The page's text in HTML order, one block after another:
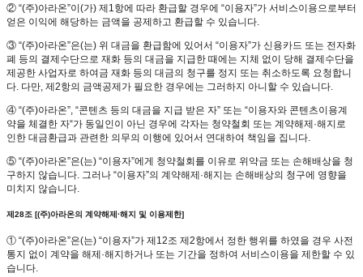
② “(주)아라온”이(가) 제1항에 따라 환급할 경우에 “이용자”가 서비스이용으로부터
얻은 이익에 해당하는 금액을 공제하고 환급할 수 있습니다.
③ “(주)아라온”은(는) 위 대금을 환급함에 있어서 “이용자”가 신용카드 또는 전자화
폐 등의 결제수단으로 재화 등의 대금을 지급한 때에는 지체 없이 당해 결제수단을
제공한 사업자로 하여금 재화 등의 대금의 청구를 정지 또는 취소하도록 요청합니
다. 다만, 제2항의 금액공제가 필요한 경우에는 그러하지 아니할 수 있습니다.
④ “(주)아라온”, “콘텐츠 등의 대금을 지급 받은 자” 또는 “이용자와 콘텐츠이용계
약을 체결한 자“가 동일인이 아닌 경우에 각자는 청약철회 또는 계약해제·해지로
인한 대금환급과 관련한 의무의 이행에 있어서 연대하여 책임을 집니다.
⑤ “(주)아라온”은(는) “이용자”에게 청약철회를 이유로 위약금 또는 손해배상을 청
구하지 않습니다. 그러나 “이용자”의 계약해제·해지는 손해배상의 청구에 영향을
미치지 않습니다.
제28조 [(주)아라온의 계약해제·해지 및 이용제한]
① “(주)아라온”은(는) “이용자”가 제12조 제2항에서 정한 행위를 하였을 경우 사전
통지 없이 계약을 해제·해지하거나 또는 기간을 정하여 서비스이용을 제한할 수 있
습니다.